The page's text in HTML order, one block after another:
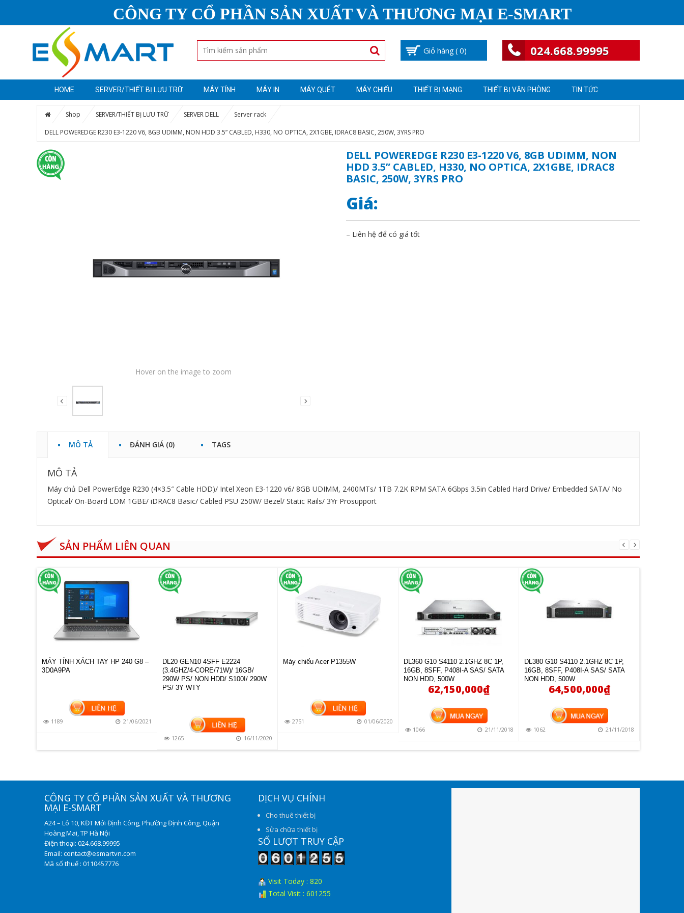
CÔNG TY CỔ PHẦN SẢN XUẤT VÀ THƯƠNG MẠI E-SMART
Giỏ hàng( 0) 024.668.99995
HOME SERVER/THIẾT BỊ LƯU TRỮ MÁY TÍNH MÁY IN MÁY QUÉT MÁY CHIẾU THIẾT BỊ MẠNG THIẾT BỊ VĂN PHÒNG TIN TỨC
Shop SERVER/THIẾT BỊ LƯU TRỮ SERVER DELL Server rack
DELL POWEREDGE R230 E3-1220 V6, 8GB UDIMM, NON HDD 3.5” CABLED, H330, NO OPTICA, 2X1GBE, IDRAC8 BASIC, 250W, 3YRS PRO
Hover on the image to zoom
DELL POWEREDGE R230 E3-1220 V6, 8GB UDIMM, NON
HDD 3.5” CABLED, H330, NO OPTICA, 2X1GBE, IDRAC8
BASIC, 250W, 3YRS PRO
Giá:
– Liên hệ để có giá tốt
MÔ TẢ ĐÁNH GIÁ (0) TAGS
MÔ TẢ
Máy chủ Dell PowerEdge R230 (4×3.5″ Cable HDD)/ Intel Xeon E3-1220 v6/ 8GB UDIMM, 2400MTs/ 1TB 7.2K RPM SATA 6Gbps 3.5in Cabled Hard Drive/ Embedded SATA/ No
Optical/ On-Board LOM 1GBE/ iDRAC8 Basic/ Cabled PSU 250W/ Bezel/ Static Rails/ 3Yr Prosupport
SẢN PHẨM LIÊN QUAN
MÁY TÍNH XÁCH TAY HP 240 G8 –
3D0A9PA
1189 21/06/2021
DL20 GEN10 4SFF E2224
(3.4GHZ/4-CORE/71W)/ 16GB/
290W PS/ NON HDD/ S100I/ 290W
PS/ 3Y WTY
1265 16/11/2020
Máy chiếu Acer P1355W
2751 01/06/2020
DL360 G10 S4110 2.1GHZ 8C 1P,
16GB, 8SFF, P408I-A SAS/ SATA
NON HDD, 500W
62,150,000₫
MUA HÀNG
1066 21/11/2018
DL380 G10 S4110 2.1GHZ 8C 1P,
16GB, 8SFF, P408I-A SAS/ SATA
NON HDD, 500W
64,500,000₫
MUA HÀNG
1062 21/11/2018
CÔNG TY CỔ PHẦN SẢN XUẤT VÀ THƯƠNG
MẠI E-SMART
A24 – Lô 10, KĐT Mới Định Công, Phường Định Công, Quận
Hoàng Mai, TP Hà Nội
Điện thoại: 024.668.99995
Email: contact@esmartvn.com
Mã số thuế : 0110457776
DỊCH VỤ CHÍNH
Cho thuê thiết bị
Sửa chữa thiết bị
SỐ LƯỢT TRUY CẬP
Visit Today : 820
Total Visit : 601255